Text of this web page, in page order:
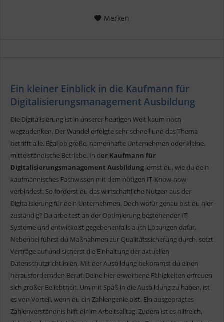
Merken
Ein kleiner Einblick in die Kaufmann für
Digitalisierungsmanagement Ausbildung
Die Digitalisierung ist in unserer heutigen Welt kaum noch
wegzudenken. Der Wandel erfolgte sehr schnell und das Thema
betrifft alle. Egal ob große, namenhafte Unternehmen oder kleine,
mittelständische Betriebe. In der Kaufmann für
Digitalisierungsmanagement Ausbildung lernst du, wie du dein
kaufmännisches Fachwissen mit dem nötigen IT-Know-how
verbindest: So förderst du das wirtschaftliche Nutzen aus der
Digitalisierung für dein Unternehmen. Doch wofür genau bist du hier
zuständig? Du arbeitest an der Optimierung bestehender IT-
Systeme und entwickelst gegebenenfalls auch Lösungen dafür.
Nebenbei führst du Maßnahmen zur Qualitätssicherung durch, setzt
Verträge auf und sicherst die Einhaltung der aktuellen
Datenschutzrichtlinien. Mit der Ausbildung bekommst du einen
herausfordernden Beruf. Deine hier erworbene Fähigkeiten erfreuen
sich großer Beliebtheit. Um mit Spaß in die Ausbildung zu haben, ist
es von Vorteil, wenn du ein Zahlengenie bist. Ein ausgeprägtes
Zahlenverständnis hilft dir im Arbeitsalltag. Zudem ist es hilfreich,